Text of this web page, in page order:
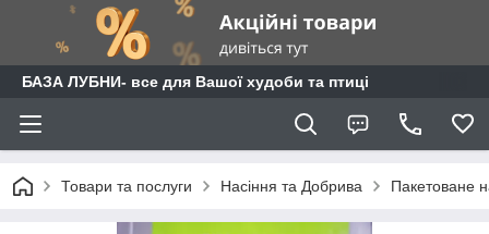
БАЗА ЛУБНИ- все для Вашої худоби та птиці
Товари та послуги Насіння та Добрива Пакетоване